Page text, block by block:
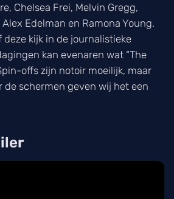
Chelsea Frei, Melvin Gregg,
Edelman en Ramona Young.
deze kijk in de journalistieke
kan evenaren wat “The
offs zijn notoir moeilijk, maar
schermen geven wij het een